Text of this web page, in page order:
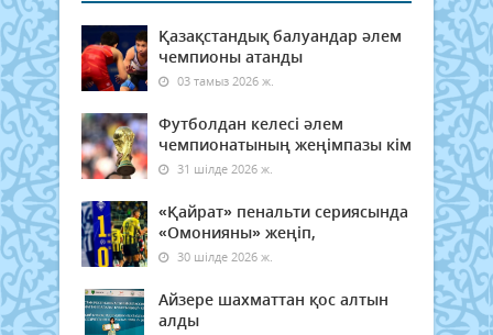
Қазақстандық балуандар әлем
чемпионы атанды
03 тамыз 2026 ж.
Футболдан келесі әлем
чемпионатының жеңімпазы кім
31 шілде 2026 ж.
«Қайрат» пенальти сериясында
«Омонияны» жеңіп,
30 шілде 2026 ж.
Айзере шахматтан қос алтын
алды